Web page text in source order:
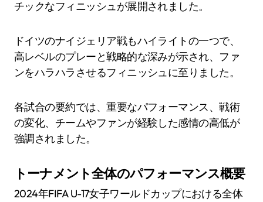
チックなフィニッシュが展開されました。
ドイツのナイジェリア戦もハイライトの一つで、
高レベルのプレーと戦略的な深みが示され、ファ
ンをハラハラさせるフィニッシュに至りました。
各試合の要約では、重要なパフォーマンス、戦術
の変化、チームやファンが経験した感情の高低が
強調されました。
トーナメント全体のパフォーマンス概要
2024年FIFA U-17女子ワールドカップにおける全体